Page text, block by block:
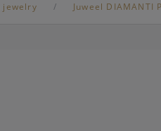
jewelry Juweel DIAMANTI